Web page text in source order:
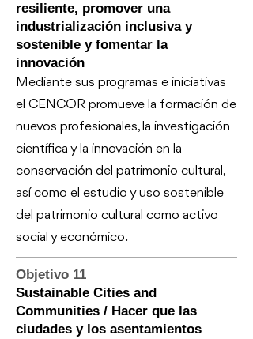
resiliente, promover una
industrialización inclusiva y
sostenible y fomentar la
innovación
Mediante sus programas e iniciativas
el CENCOR promueve la formación de
nuevos profesionales, la investigación
científica y la innovación en la
conservación del patrimonio cultural,
así como el estudio y uso sostenible
del patrimonio cultural como activo
social y económico.
Objetivo 11
Sustainable Cities and
Communities / Hacer que las
ciudades y los asentamientos